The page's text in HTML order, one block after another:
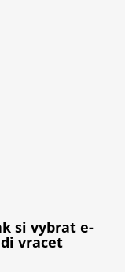
si vybrat e-
vracet